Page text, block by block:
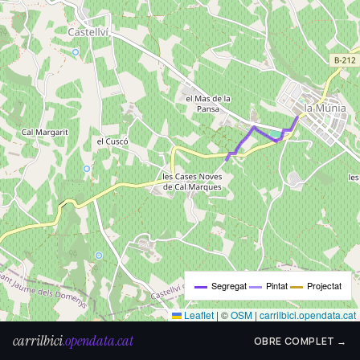
Segregat Pintat Projectat
Leaflet | ©OSM | carrilbici.opendata.cat
carrilbici.opendata.cat OBRE COMPLET →